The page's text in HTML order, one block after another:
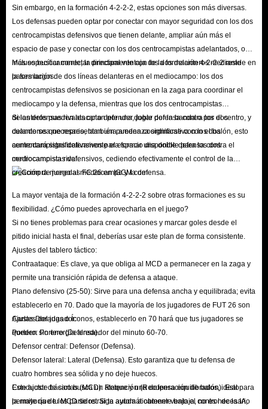
P: ¿Quiénes son las estrellas de portada de FIFA 26?
R: La estrella del Real Madrid, Jude Bellingham, y el delantero del Bayern
de Múnich, Jamal Musiala, son las estrellas de portada de FC 26 Standard,
ambos lanzados al estrellato mundial del fútbol.
jugador, ahora retirado, es conocido por su larga y legendaria carrera,
representando a la selección nacional de Suecia con 122 partidos
internacionales y 62 goles, lo que lo convierte en el máximo goleador
histórico del equipo.
P: ¿Qué cambios se han realizado en los modos de juego de FC 26?
preconfiguraciones: Competitivo y Auténtico. El modo Competitivo está
controles directos, lo que lo hace ideal para los modos Ultimate Team y
Clubes.
El modo Auténtico, diseñado para jugar sin conexión y el modo Carrera,
prioriza el realismo, presentando una variedad de tácticas, duelos realistas y
defensas que mantienen su forma con total fidelidad. El resultado es una
experiencia personalizada tanto para jugadores ocasionales como para
jugadores de simulación.
P: ¿Cómo ha mejorado FUT 26 en comparación con FC 25?
implementar estas mejoras basadas en FC 25, ajustando mecánicas de juego
clave en FC 26. Entre ellas, se han mejorado los regates y los pases, y el
Sin embargo, en la formación 4-2-2-2, estas opciones son más diversas.
Los defensas pueden optar por conectar con mayor seguridad con los dos
centrocampistas defensivos que tienen delante, ampliar aún más el
espacio de pase y conectar con los dos centrocampistas adelantados, o
incluso buscar conectar directamente con los dos delanteros mediante
pases largos.
Más específicamente, la principal ventaja de la formación 4-2-2-2 reside en
la formación de dos líneas delanteras en el mediocampo: los dos
centrocampistas defensivos se posicionan en la zaga para coordinar el
mediocampo y la defensa, mientras que los dos centrocampistas
delanteros pueden atacar o defender, jugar por la banda o por el centro, y
cuando sea necesario, también pueden coordinarse con los dos
centrocampistas defensivos para formar una doble defensa contra el
mediocampista rival.
Si los defensas rivales optan por una doble defensa contra los dos
delanteros que representan una amenaza significativa con el balón, esto
aumentará significativamente el espacio disponible para los dos
centrocampistas defensivos, cediendo efectivamente el control de la
creación de juego al mediocampo y la defensa.
La mayor ventaja de la formación 4-2-2-2 sobre otras formaciones es su
flexibilidad. ¿Cómo puedes aprovecharla en el juego?
Si no tienes problemas para crear ocasiones y marcar goles desde el
pitido inicial hasta el final, deberías usar este plan de forma consistente.
Ajustes del tablero táctico:
Contraataque: Es clave, ya que obliga al MCD a permanecer en la zaga y
permite una transición rápida de defensa a ataque.
Plano defensivo (25-50): Sirve para una defensa ancha y equilibrada; evita
establecerlo en 70. Dado que la mayoría de los jugadores de FUT 26 son
Cartas Doradas o Íconos, establecerlo en 70 hará que tus jugadores se
queden sin energía alrededor del minuto 60-70.
Ajustes del jugador:
Portero: Portero (Defensa).
Defensor central: Defensor (Defensa).
Defensor lateral: Lateral (Defensa). Esto garantiza que tu defensa de
cuatro hombres sea sólida y no deje huecos.
Conductor de cartas (MCD): Retención (Recuperación de balón). Esto
permite que tu MCD se retraiga automáticamente bajo el control de la IA,
Este ajuste básico busca un ataque y una defensa equilibrados, ideal para
la mayoría de los partidos. Si te ayuda a obtener ventaja, no es necesario